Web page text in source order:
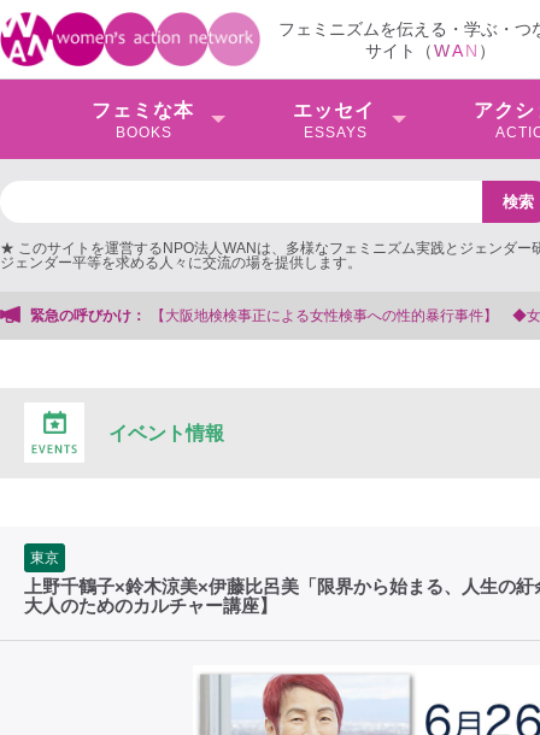
フェミニズムを伝える・学ぶ・つ
サイト（WAN ）
フェミな本
BOOKS
エッセイ
ESSAYS
アクシ
★ このサイトを運営するNPO法人WANは、多様なフェミニズム実践とジェンダー
ジェンダー平等を求める人々に交流の場を提供します。
緊急の呼びかけ：
件】 ◆女性検事を支援する会事務局
イベント情報
東京
上野千鶴子×鈴木涼美×伊藤比呂美「限界から始まる、人生の
大人のためのカルチャー講座】